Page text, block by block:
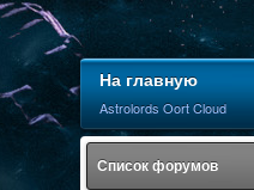
На главную
Astrolords Oort Cloud
Список форумов